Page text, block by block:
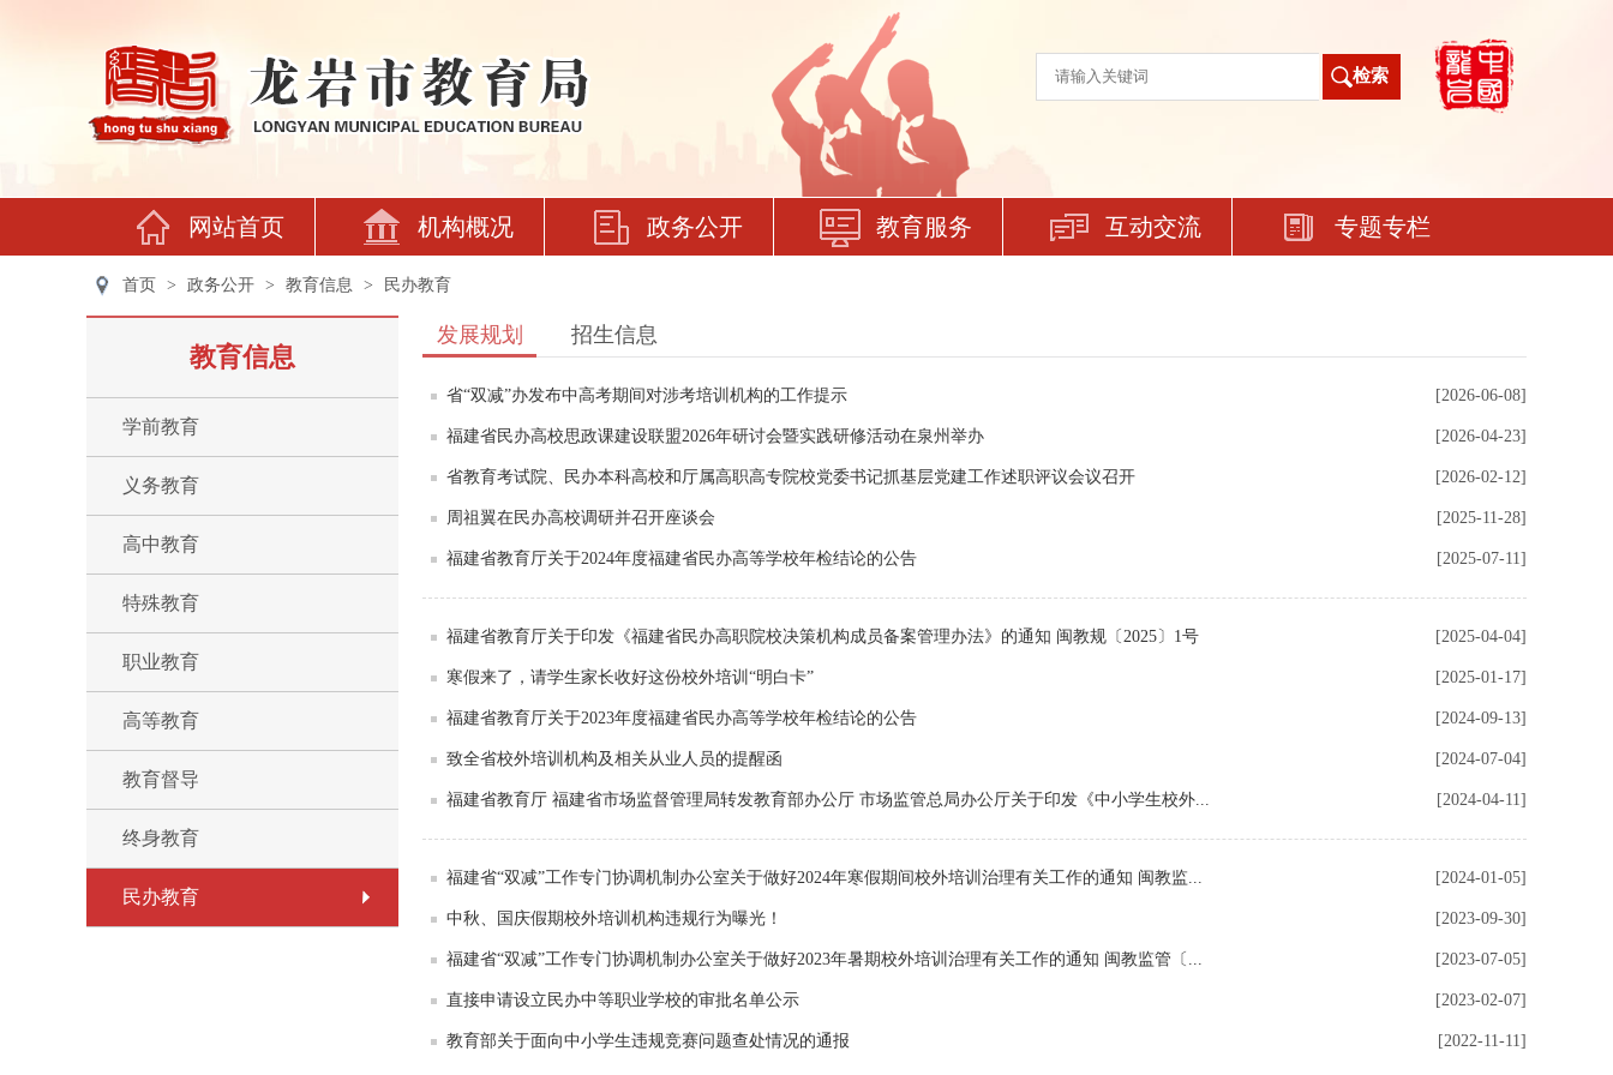
网站首页 机构概况 政务公开 教育服务 互动交流 专题专栏
首页 > 政务公开 > 教育信息 > 民办教育
教育信息
学前教育
义务教育
高中教育
特殊教育
职业教育
高等教育
教育督导
终身教育
民办教育
发展规划 招生信息
[2026-06-08]
省“双减”办发布中高考期间对涉考培训机构的工作提示
[2026-04-23]
福建省民办高校思政课建设联盟2026年研讨会暨实践研修活动在泉州举办
[2026-02-12]
省教育考试院、民办本科高校和厅属高职高专院校党委书记抓基层党建工作述职评议会议召开
[2025-11-28]
周祖翼在民办高校调研并召开座谈会
[2025-07-11]
福建省教育厅关于2024年度福建省民办高等学校年检结论的公告
[2025-04-04]
福建省教育厅关于印发《福建省民办高职院校决策机构成员备案管理办法》的通知 闽教规〔2025〕1号
[2025-01-17]
寒假来了，请学生家长收好这份校外培训“明白卡”
[2024-09-13]
福建省教育厅关于2023年度福建省民办高等学校年检结论的公告
[2024-07-04]
致全省校外培训机构及相关从业人员的提醒函
[2024-04-11]
福建省教育厅 福建省市场监督管理局转发教育部办公厅 市场监管总局办公厅关于印发《中小学生校外...
[2024-01-05]
福建省“双减”工作专门协调机制办公室关于做好2024年寒假期间校外培训治理有关工作的通知 闽教监...
[2023-09-30]
中秋、国庆假期校外培训机构违规行为曝光！
[2023-07-05]
福建省“双减”工作专门协调机制办公室关于做好2023年暑期校外培训治理有关工作的通知 闽教监管〔...
[2023-02-07]
直接申请设立民办中等职业学校的审批名单公示
[2022-11-11]
教育部关于面向中小学生违规竞赛问题查处情况的通报